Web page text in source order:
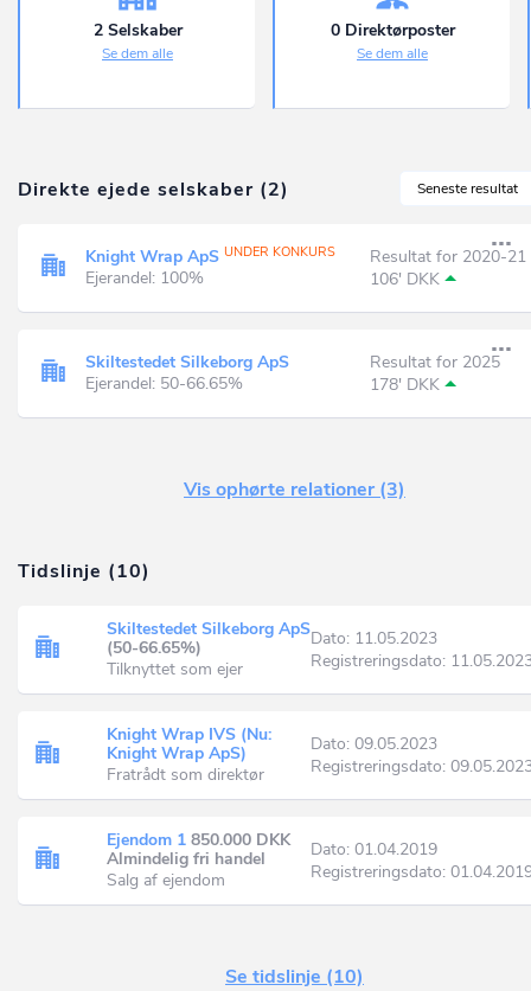
2 Selskaber
Se dem alle
0 Direktørposter
Se dem alle
Seneste resultat
Direkte ejede selskaber (2)
Knight Wrap ApS UNDER KONKURS
Ejerandel: 100%
Resultat for 2020-21
106' DKK
Skiltestedet Silkeborg ApS
Ejerandel: 50-66.65%
Resultat for 2025
178' DKK
Vis ophørte relationer (3)
Tidslinje (10)
Skiltestedet Silkeborg ApS
(50-66.65%)
Tilknyttet som ejer
Dato: 11.05.2023
Registreringsdato:
Knight Wrap IVS (Nu:
Knight Wrap ApS)
Fratrådt som direktør
Dato: 09.05.2023
Registreringsdato:
Ejendom 1 850.000 DKK
Almindelig fri handel
Salg af ejendom
Dato: 01.04.2019
Registreringsdato:
Se tidslinje (10)